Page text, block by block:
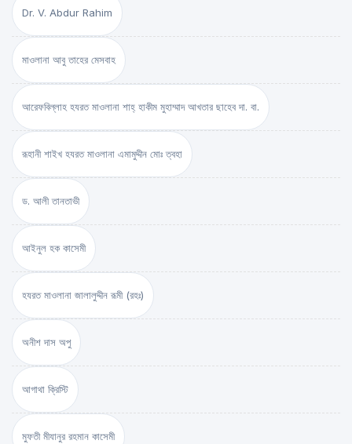
Dr. V. Abdur Rahim
মাওলানা আবু তাহের মেসবাহ
আরেফবিল্লাহ হযরত মাওলানা শাহ্ হাকীম মুহাম্মাদ আখতার ছাহেব দা. বা.
রূহানী শাইখ হযরত মাওলানা এমামুদ্দীন মোঃ ত্বহা
ড. আলী তানতাভী
আইনুল হক কাসেমী
হযরত মাওলানা জালালুদ্দীন রূমী (রহঃ)
অনীশ দাস অপু
আগাথা ক্রিস্টি
মুফতী মীযানুর রহমান কাসেমী